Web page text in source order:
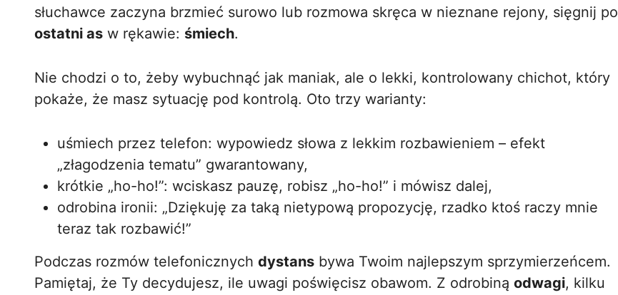
słuchawce zaczyna brzmieć surowo lub rozmowa skręca w nieznane rejony, sięgnij po
ostatni as w rękawie: śmiech.
Nie chodzi o to, żeby wybuchnąć jak maniak, ale o lekki, kontrolowany chichot, który
pokaże, że masz sytuację pod kontrolą. Oto trzy warianty:
uśmiech przez telefon: wypowiedz słowa z lekkim rozbawieniem – efekt
„złagodzenia tematu” gwarantowany,
krótkie „ho-ho!”: wciskasz pauzę, robisz „ho-ho!” i mówisz dalej,
odrobina ironii: „Dziękuję za taką nietypową propozycję, rzadko ktoś raczy mnie
teraz tak rozbawić!”
Podczas rozmów telefonicznych dystans bywa Twoim najlepszym sprzymierzeńcem.
Pamiętaj, że Ty decydujesz, ile uwagi poświęcisz obawom. Z odrobiną odwagi, kilku